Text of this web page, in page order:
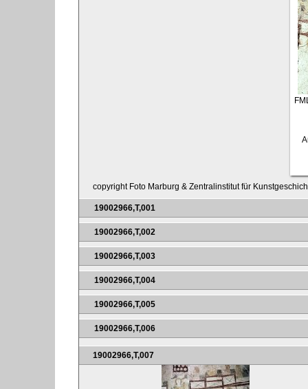
copyright Foto Marburg & Zentralinstitut für
19002966,T,001
19002966,T,002
19002966,T,003
19002966,T,004
19002966,T,005
19002966,T,006
19002966,T,007